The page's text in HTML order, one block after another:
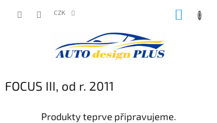
CZK
FOCUS III, od r. 2011
Produkty teprve připravujeme.